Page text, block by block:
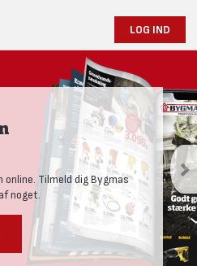
LOG IND
online. Tilmeld dig Bygmas
noget.